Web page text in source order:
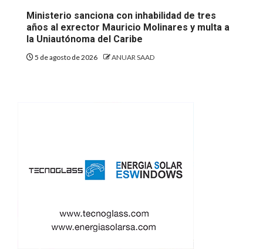
Ministerio sanciona con inhabilidad de tres
años al exrector Mauricio Molinares y multa a
la Uniautónoma del Caribe
5 de agosto de 2026 ANUAR SAAD